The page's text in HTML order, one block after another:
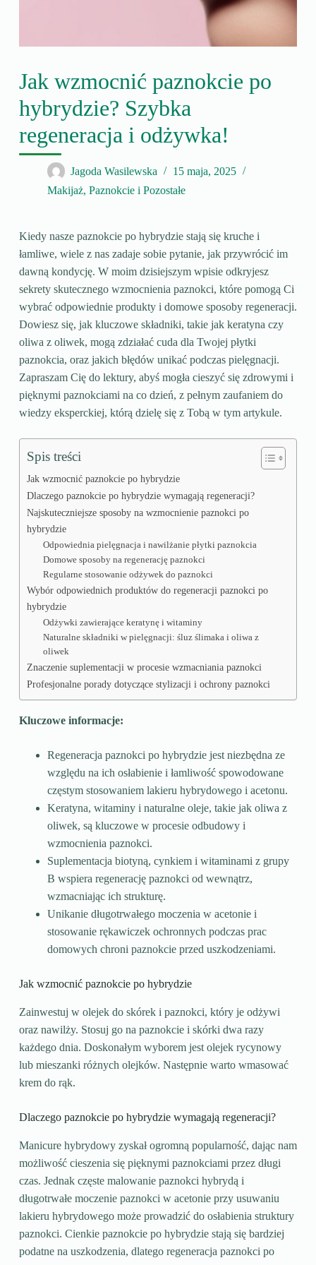
Jak wzmocnić paznokcie po
hybrydzie? Szybka
regeneracja i odżywka!
Jagoda Wasilewska
15 maja, 2025
Makijaż, Paznokcie i Pozostałe
Kiedy nasze paznokcie po hybrydzie stają się kruche i
łamliwe, wiele z nas zadaje sobie pytanie, jak przywrócić im
dawną kondycję. W moim dzisiejszym wpisie odkryjesz
sekrety skutecznego wzmocnienia paznokci, które pomogą Ci
wybrać odpowiednie produkty i domowe sposoby regeneracji.
Dowiesz się, jak kluczowe składniki, takie jak keratyna czy
oliwa z oliwek, mogą zdziałać cuda dla Twojej płytki
paznokcia, oraz jakich błędów unikać podczas pielęgnacji.
Zapraszam Cię do lektury, abyś mogła cieszyć się zdrowymi i
pięknymi paznokciami na co dzień, z pełnym zaufaniem do
wiedzy eksperckiej, którą dzielę się z Tobą w tym artykule.
Spis treści
Jak wzmocnić paznokcie po hybrydzie
Dlaczego paznokcie po hybrydzie wymagają regeneracji?
Najskuteczniejsze sposoby na wzmocnienie paznokci po
hybrydzie
Odpowiednia pielęgnacja i nawilżanie płytki paznokcia
Domowe sposoby na regenerację paznokci
Regularne stosowanie odżywek do paznokci
Wybór odpowiednich produktów do regeneracji paznokci po
hybrydzie
Odżywki zawierające keratynę i witaminy
Naturalne składniki w pielęgnacji: śluz ślimaka i oliwa z
oliwek
Znaczenie suplementacji w procesie wzmacniania paznokci
Profesjonalne porady dotyczące stylizacji i ochrony paznokci
Kluczowe informacje:
Regeneracja paznokci po hybrydzie jest niezbędna ze
względu na ich osłabienie i łamliwość spowodowane
częstym stosowaniem lakieru hybrydowego i acetonu.
Keratyna, witaminy i naturalne oleje, takie jak oliwa z
oliwek, są kluczowe w procesie odbudowy i
wzmocnienia paznokci.
Suplementacja biotyną, cynkiem i witaminami z grupy
B wspiera regenerację paznokci od wewnątrz,
wzmacniając ich strukturę.
Unikanie długotrwałego moczenia w acetonie i
stosowanie rękawiczek ochronnych podczas prac
domowych chroni paznokcie przed uszkodzeniami.
Jak wzmocnić paznokcie po hybrydzie
Zainwestuj w olejek do skórek i paznokci, który je odżywi
oraz nawilży. Stosuj go na paznokcie i skórki dwa razy
każdego dnia. Doskonałym wyborem jest olejek rycynowy
lub mieszanki różnych olejków. Następnie warto wmasować
krem do rąk.
Dlaczego paznokcie po hybrydzie wymagają regeneracji?
Manicure hybrydowy zyskał ogromną popularność, dając nam
możliwość cieszenia się pięknymi paznokciami przez długi
czas. Jednak częste malowanie paznokci hybrydą i
długotrwałe moczenie paznokci w acetonie przy usuwaniu
lakieru hybrydowego może prowadzić do osłabienia struktury
paznokci. Cienkie paznokcie po hybrydzie stają się bardziej
podatne na uszkodzenia, dlatego regeneracja paznokci po